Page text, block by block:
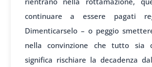
continuare a essere pagati
Dimenticarselo – o peggio
nella convinzione che tutto sia
significa rischiare la decadenza